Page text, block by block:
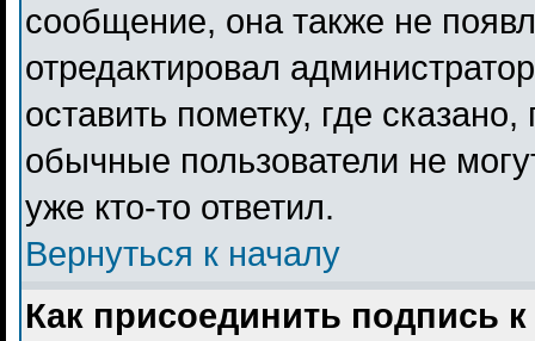
сообщение, она также не
отредактировал
оставить пометку, где
обычные пользователи не
уже кто-то ответил.
Вернуться к началу
Как присоединить подпись